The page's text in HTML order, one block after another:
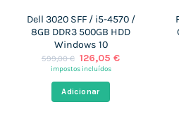
Dell 3020 SFF / i5-4570 /
8GB DDR3 500GB HDD
Windows 10
599,00€ O
preço
era:
599,00 €.
126,05€O
impostos incluídos
Adicionar